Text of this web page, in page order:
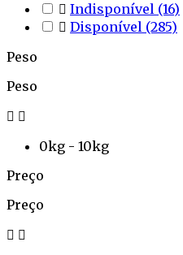
 Indisponível (16)
 Disponível (285)
Peso
Peso
 
0kg - 10kg
Preço
Preço
 